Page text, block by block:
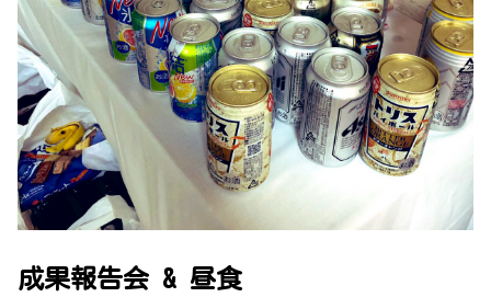
成果報告会 & 昼食